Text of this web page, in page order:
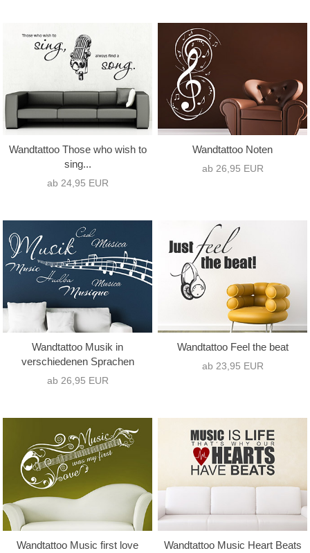
Wandtattoo Those who wish to
sing...
ab 24,95 EUR
Wandtattoo Noten
ab 26,95 EUR
Wandtattoo Musik in
verschiedenen Sprachen
ab 26,95 EUR
Wandtattoo Feel the beat
ab 23,95 EUR
Wandtattoo Music first love Wandtattoo Music Heart Beats